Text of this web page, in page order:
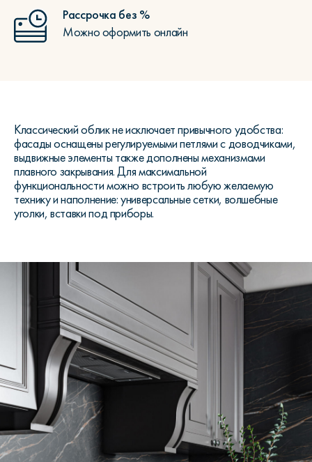
Рассрочка без %
Можно оформить онлайн
Классический облик не исключает привычного удобства:
фасады оснащены регулируемыми петлями с доводчиками,
выдвижные элементы также дополнены механизмами
плавного закрывания. Для максимальной
функциональности можно встроить любую желаемую
технику и наполнение: универсальные сетки, волшебные
уголки, вставки под приборы.